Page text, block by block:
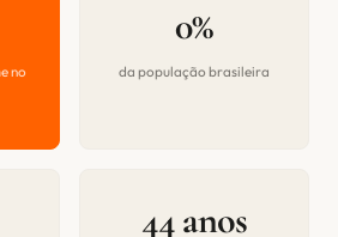
no
0%
da população brasileira
44 anos